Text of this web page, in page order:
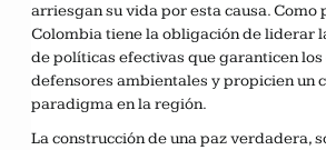
arriesgan su vida por esta causa. Como
Colombia tiene la obligación de liderar
de políticas efectivas que garanticen los
defensores ambientales y propicien un
paradigma en la región.
La construcción de una paz verdadera,